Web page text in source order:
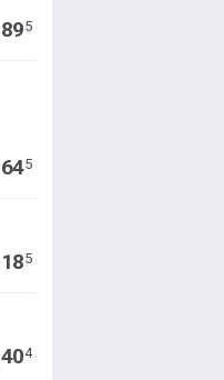
895
645
185
404